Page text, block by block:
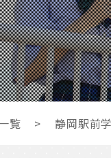
覧 > 静岡駅前